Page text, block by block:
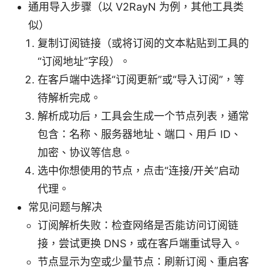
通用导入步骤（以 V2RayN 为例，其他工具类
似）
复制订阅链接（或将订阅的文本粘贴到工具的
“订阅地址”字段）。
在客户端中选择“订阅更新”或“导入订阅”，等
待解析完成。
解析成功后，工具会生成一个节点列表，通常
包含：名称、服务器地址、端口、用户 ID、
加密、协议等信息。
选中你想使用的节点，点击“连接/开关”启动
代理。
常见问题与解决
订阅解析失败：检查网络是否能访问订阅链
接，尝试更换 DNS，或在客户端重试导入。
节点显示为空或少量节点：刷新订阅、重启客